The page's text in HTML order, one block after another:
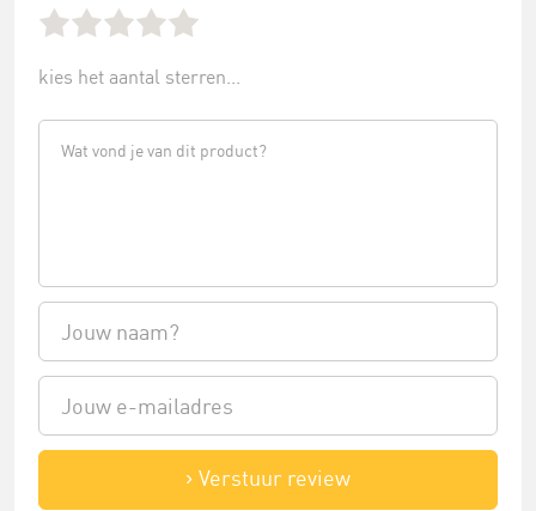
kies het aantal sterren...
Verstuur review